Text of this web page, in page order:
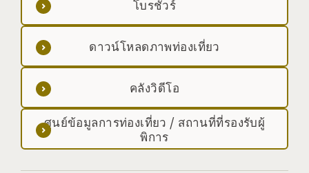
โบรชัวร์
ดาวน์โหลดภาพท่องเที่ยว
คลังวิดีโอ
ศูนย์ข้อมูลการท่องเที่ยว / สถานที่ที่รองรับผู้
พิการ